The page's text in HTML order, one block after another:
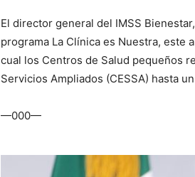
El director general del IMSS
programa La Clínica es Nuestra, este
cual los Centros de Salud pequeños
Servicios Ampliados (CESSA) hasta
—000—